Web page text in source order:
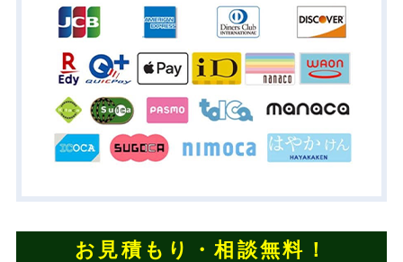
お見積もり・相談無料！